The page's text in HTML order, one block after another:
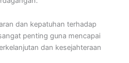
dan kepatuhan terhadap
penting guna mencapai
dan kesejahteraan